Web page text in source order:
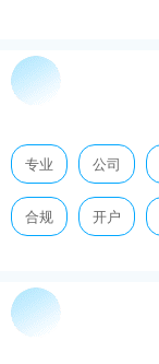
专业 公司
合规 开户